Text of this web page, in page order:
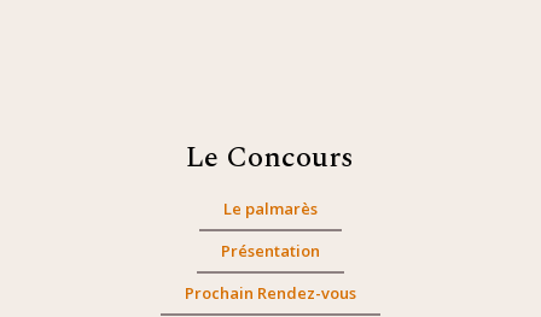
Le Concours
Le palmarès
Présentation
Prochain Rendez-vous